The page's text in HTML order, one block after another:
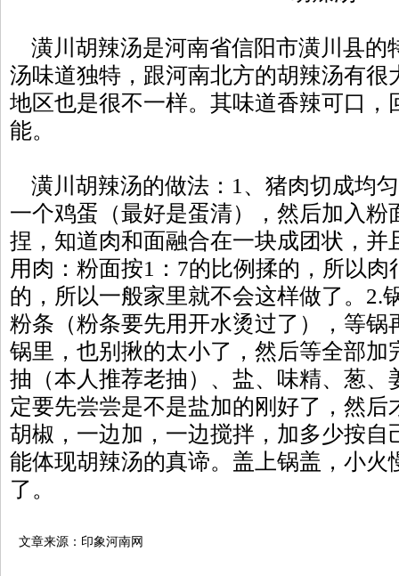
潢川胡辣汤是河南省信阳市潢川县的
汤味道独特，跟河南北方的胡辣汤有很
地区也是很不一样。其味道香辣可口，
能。
潢川胡辣汤的做法：1、猪肉切成均
一个鸡蛋（最好是蛋清），然后加入粉
捏，知道肉和面融合在一块成团状，并
用肉：粉面按1：7的比例揉的，所以
的，所以一般家里就不会这样做了。2.
粉条（粉条要先用开水烫过了），等锅
锅里，也别揪的太小了，然后等全部加
抽（本人推荐老抽）、盐、味精、葱、
定要先尝尝是不是盐加的刚好了，然
胡椒，一边加，一边搅拌，加多少按自
能体现胡辣汤的真谛。盖上锅盖，小火
了。
文章来源：印象河南网